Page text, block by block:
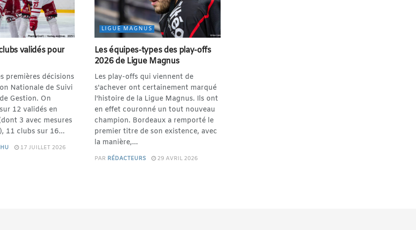
validés pour
premières décisions
Nationale de Suivi
Gestion. On
12 validés en
3 avec mesures
11 clubs sur 16...
17 JUILLET 2026
LIGUE MAGNUS
Les équipes-types des play-offs
2026 de Ligue Magnus
Les play-offs qui viennent de
s'achever ont certainement marqué
l'histoire de la Ligue Magnus. Ils ont
en effet couronné un tout nouveau
champion. Bordeaux a remporté le
premier titre de son existence, avec
la manière,...
PAR RÉDACTEURS 29 AVRIL 2026